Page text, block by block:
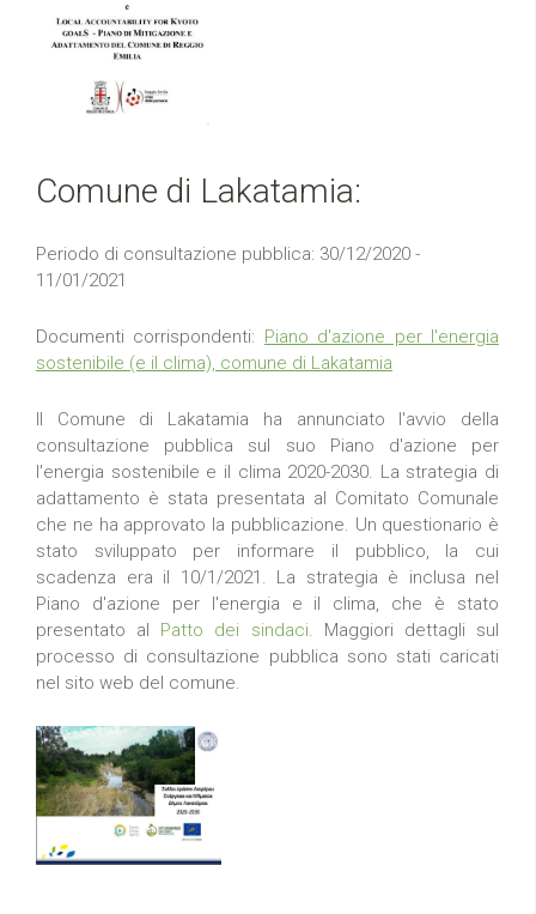
Comune di Lakatamia:
Periodo di consultazione pubblica: 30/12/2020 -
11/01/2021
Documenti corrispondenti: Piano d'azione per l'energia
sostenibile (e il clima), comune di Lakatamia
Il Comune di Lakatamia ha annunciato l'avvio della
consultazione pubblica sul suo Piano d'azione per
l'energia sostenibile e il clima 2020-2030. La strategia di
adattamento è stata presentata al Comitato Comunale
che ne ha approvato la pubblicazione. Un questionario è
stato sviluppato per informare il pubblico, la cui
scadenza era il 10/1/2021. La strategia è inclusa nel
Piano d'azione per l'energia e il clima, che è stato
presentato al Patto dei sindaci. Maggiori dettagli sul
processo di consultazione pubblica sono stati caricati
nel sito web del comune.